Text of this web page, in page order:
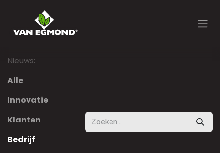
Nieuws:
Alle
Innovatie
Klanten
Bedrijf